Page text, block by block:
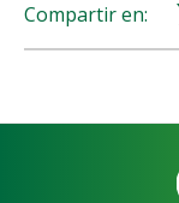
Compartir en: